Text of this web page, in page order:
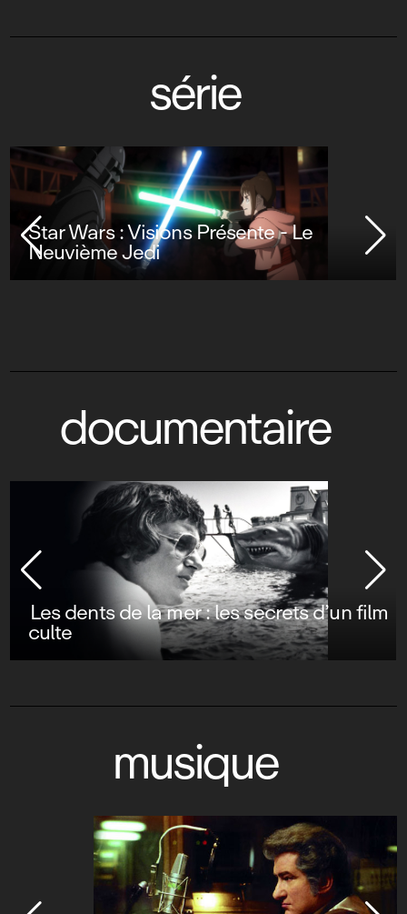
série
Star Wars : Visions Présente - Le
Neuvième Jedi
documentaire
Les dents de la mer : les secrets d’un film
culte
musique